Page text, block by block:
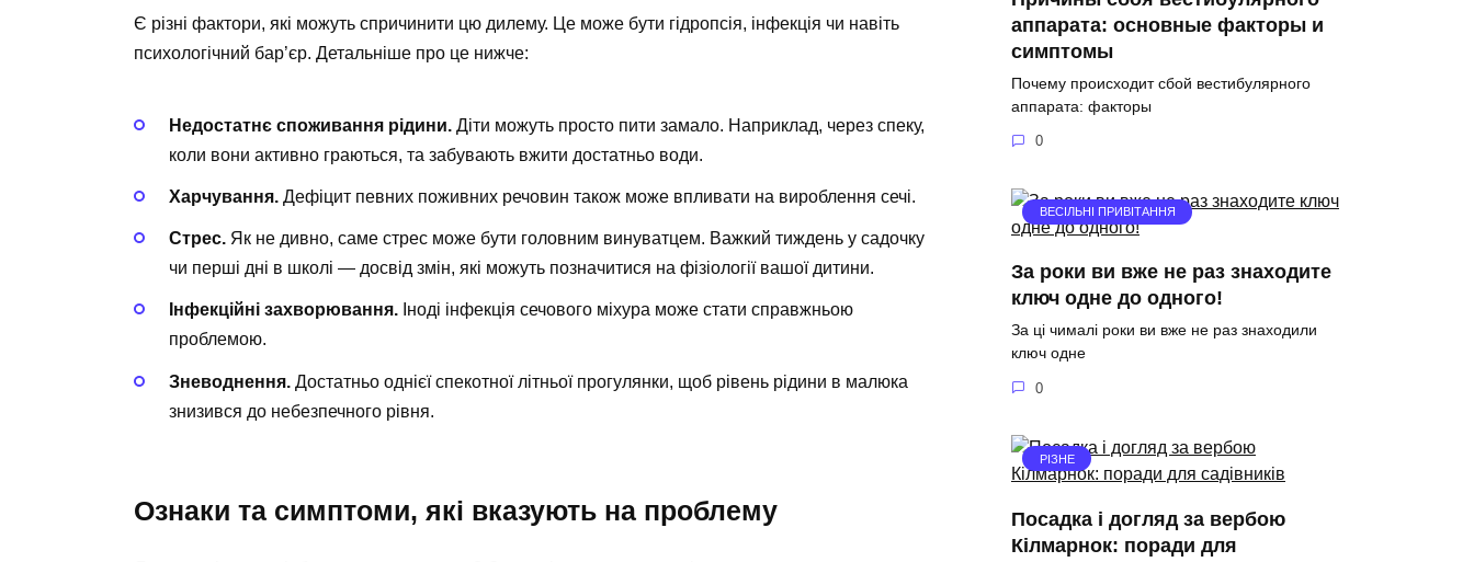
Є різні фактори, які можуть спричинити цю дилему. Це може бути гідропсія, інфекція чи навіть
психологічний бар’єр. Детальніше про це нижче:
Недостатнє споживання рідини. Діти можуть просто пити замало. Наприклад, через спеку,
коли вони активно граються, та забувають вжити достатньо води.
Харчування. Дефіцит певних поживних речовин також може впливати на вироблення сечі.
Стрес. Як не дивно, саме стрес може бути головним винуватцем. Важкий тиждень у садочку
чи перші дні в школі — досвід змін, які можуть позначитися на фізіології вашої дитини.
Інфекційні захворювання. Іноді інфекція сечового міхура може стати справжньою
проблемою.
Зневоднення. Достатньо однієї спекотної літньої прогулянки, щоб рівень рідини в малюка
знизився до небезпечного рівня.
Ознаки та симптоми, які вказують на проблему
аппарата: основные факторы и
симптомы
Почему происходит сбой вестибулярного
аппарата: факторы
0
ВЕСІЛЬНІ ПРИВІТАННЯ
За роки ви вже не раз знаходите
ключ одне до одного!
За ці чималі роки ви вже не раз знаходили
ключ одне
0
РІЗНЕ
Посадка і догляд за вербою
Кілмарнок: поради для